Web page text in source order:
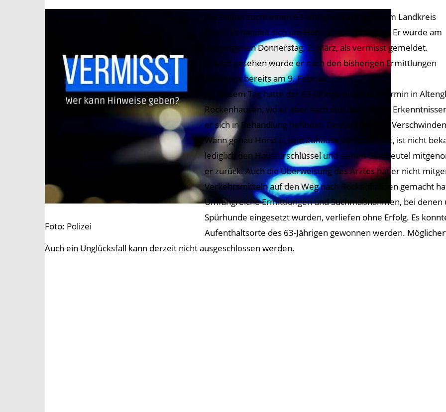
Foto: Polizei
Die Polizei sucht einen 63-jährigen Mann aus dem Landkreis
Kusel. Es handelt sich um Horst L. aus Altenglan. Er wurde am
vergangenen Donnerstag, 2. März, als vermisst gemeldet.
Zuletzt gesehen wurde er nach den bisherigen Ermittlungen
allerdings bereits am 9. Februar.
An diesem Tag hatte der 63-Jährige einen Arzttermin in
Rockenhausen, wo er aber nach den derzeitigen
er sich in Behandlung befindet. Deshalb fiel sein
Wann genau Horst L. sein Zuhause verlassen hat, ist nicht
lediglich den Haustürschlüssel und seinen Geldbeutel
er zurück. Auch die Überweisung des Arztes hat er nicht
Verkehrsmitteln auf den Weg nach Rockenhausen gemacht
Umfangreiche Ermittlungen und Suchmaßnahmen, bei
Spürhunde eingesetzt wurden, verliefen ohne Erfolg. Es
Aufenthaltsorte des 63-Jährigen gewonnen werden.
Auch ein Unglücksfall kann derzeit nicht ausgeschlossen werden.